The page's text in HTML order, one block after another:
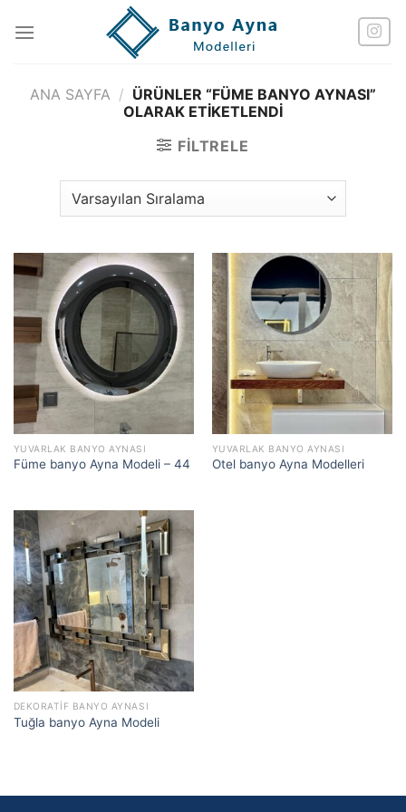
atla
ANA SAYFA / ÜRÜNLER “FÜME BANYO AYNASI”
OLARAK ETIKETLENDI
FILTRELE
YUVARLAK BANYO AYNASI
Füme banyo Ayna Modeli – 44
YUVARLAK BANYO AYNASI
Otel banyo Ayna Modelleri
DEKORATIF BANYO AYNASI
Tuğla banyo Ayna Modeli